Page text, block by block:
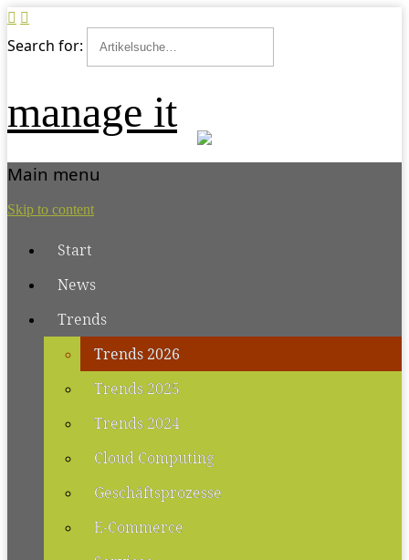
Search for:
manage it
Main menu
Skip to content
Start
News
Trends
Trends 2026
Trends 2025
Trends 2024
Cloud Computing
Geschäftsprozesse
E-Commerce